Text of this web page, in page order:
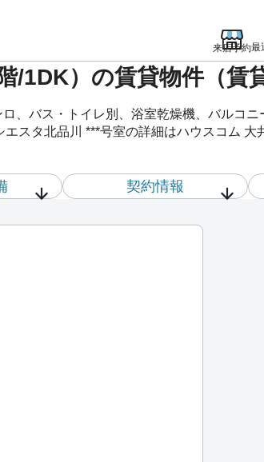
来店予約最
1DK）の賃貸物件（賃
、バス・トイレ別、浴室乾燥機、バルコ
スタ北品川 ***号室の詳細はハウスコム 大
契約情報